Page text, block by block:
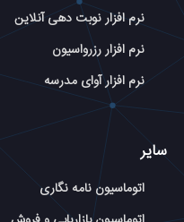
نرم افزار نوبت دهی آنلاین
نرم افزار رزرواسیون
نرم افزار آوای مدرسه
سایر
اتوماسیون نامه نگاری